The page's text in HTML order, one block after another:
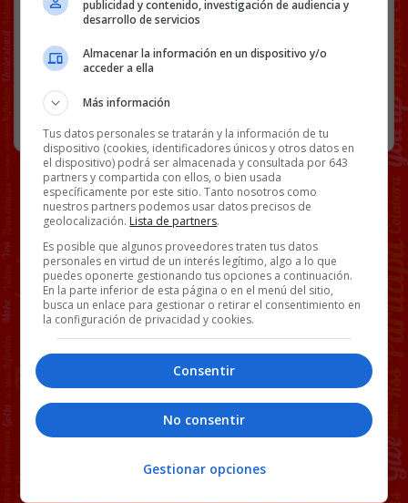
75 COMENTARIOS
RANDOM
publicidad y contenido, investigación de audiencia y
desarrollo de servicios
Almacenar la información en un dispositivo y/o
acceder a ella
Más información
Tus datos personales se tratarán y la información de tu
dispositivo (cookies, identificadores únicos y otros datos en
el dispositivo) podrá ser almacenada y consultada por 643
partners y compartida con ellos, o bien usada
específicamente por este sitio. Tanto nosotros como
nuestros partners podemos usar datos precisos de
geolocalización. Lista de partners.
Es posible que algunos proveedores traten tus datos
personales en virtud de un interés legítimo, algo a lo que
puedes oponerte gestionando tus opciones a continuación.
En la parte inferior de esta página o en el menú del sitio,
busca un enlace para gestionar o retirar el consentimiento en
la configuración de privacidad y cookies.
Consentir
No consentir
Gestionar opciones